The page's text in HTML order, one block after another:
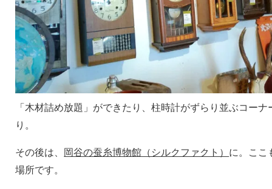
「木材詰め放題」ができたり、柱時計がずらり並ぶコー
り。
その後は、 岡谷の蚕糸博物館（シルクファクト） に。ここ
場所です。